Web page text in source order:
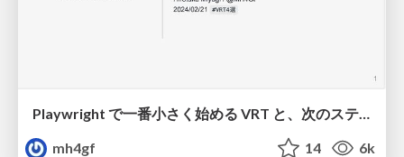
Playwright で一番小さく始める VRT と、次のステップの選択肢
mh4gf
14 6k